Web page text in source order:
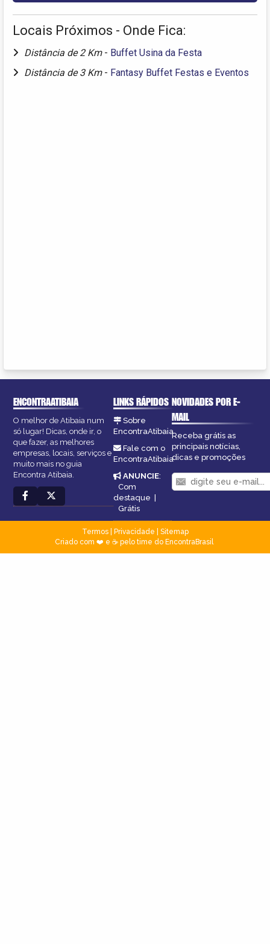
Locais Próximos - Onde Fica:
Distância de 2 Km - Buffet Usina da Festa
Distância de 3 Km - Fantasy Buffet Festas e Eventos
ENCONTRAATIBAIA
O melhor de Atibaia num
só lugar! Dicas, onde ir, o
que fazer, as melhores
empresas, locais, serviços e
muito mais no guia
Encontra Atibaia.
LINKS RÁPIDOS
Sobre
EncontraAtibaia
Fale com o
EncontraAtibaia
ANUNCIE:
Com
destaque
Grátis
NOVIDADES POR E-
MAIL
Receba grátis as
principais notícias,
dicas e promoções
Termos| Privacidade
Sitemap
Criado com ❤️ e ☕ pelo time do EncontraBrasil